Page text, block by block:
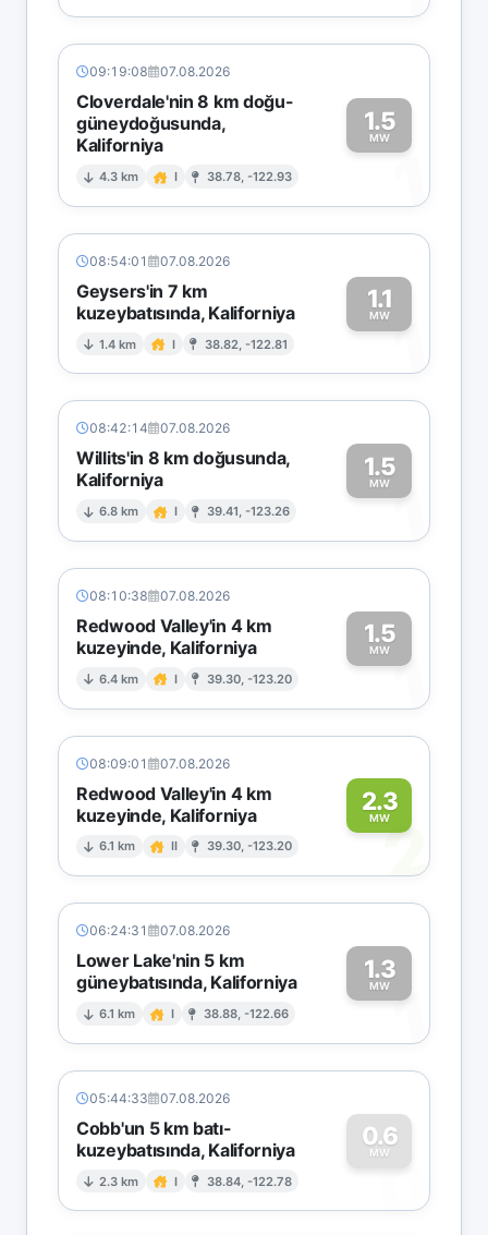
09:19:08 07.08.2026
Cloverdale'nin 8 km doğu-
güneydoğusunda,
Kaliforniya
4.3 km I 38.78, -122.93
1.5
MW
1
08:54:01 07.08.2026
Geysers'in 7 km
kuzeybatısında, Kaliforniya
1.4 km I 38.82, -122.81
1.1
MW1
08:42:14 07.08.2026
Willits'in 8 km doğusunda,
Kaliforniya
6.8 km I 39.41, -123.26
1.5
MW1
08:10:38 07.08.2026
Redwood Valley'in 4 km
kuzeyinde, Kaliforniya
6.4 km I 39.30, -123.20
1.5
MW1
08:09:01 07.08.2026
Redwood Valley'in 4 km
kuzeyinde, Kaliforniya
6.1 km II 39.30, -123.20
2.3
MW2
06:24:31 07.08.2026
Lower Lake'nin 5 km
güneybatısında, Kaliforniya
6.1 km I 38.88, -122.66
1.3
MW1
05:44:33 07.08.2026
Cobb'un 5 km batı-
kuzeybatısında, Kaliforniya
2.3 km I 38.84, -122.78
0.6
MW
0